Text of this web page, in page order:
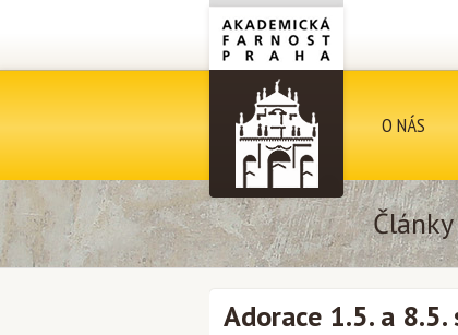
O NÁS
Články
Adorace 1.5. a 8.5.